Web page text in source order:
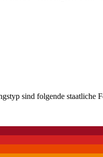
sind folgende staatliche